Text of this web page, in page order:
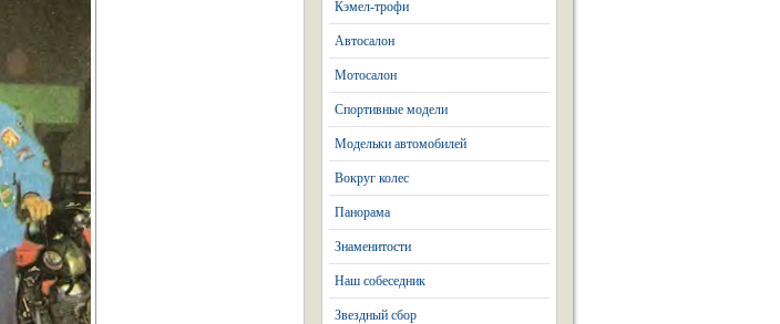
Кэмел-трофи
Автосалон
Мотосалон
Спортивные модели
Модельки автомобилей
Вокруг колес
Панорама
Знаменитости
Наш собеседник
Звездный сбор